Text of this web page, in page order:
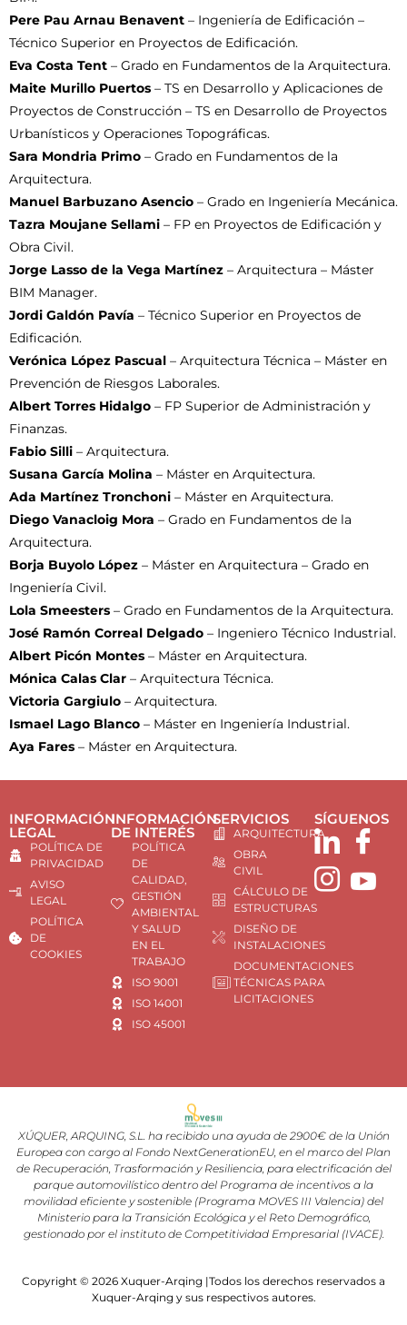
Pere Pau Arnau Benavent – Ingeniería de Edificación –
Técnico Superior en Proyectos de Edificación.
Eva Costa Tent – Grado en Fundamentos de la Arquitectura.
Maite Murillo Puertos – TS en Desarrollo y Aplicaciones de
Proyectos de Construcción – TS en Desarrollo de Proyectos
Urbanísticos y Operaciones Topográficas.
Sara Mondria Primo – Grado en Fundamentos de la
Arquitectura.
Manuel Barbuzano Asencio – Grado en Ingeniería Mecánica.
Tazra Moujane Sellami – FP en Proyectos de Edificación y
Obra Civil.
Jorge Lasso de la Vega Martínez – Arquitectura – Máster
BIM Manager.
Jordi Galdón Pavía – Técnico Superior en Proyectos de
Edificación.
Verónica López Pascual – Arquitectura Técnica – Máster en
Prevención de Riesgos Laborales.
Albert Torres Hidalgo – FP Superior de Administración y
Finanzas.
Fabio Silli – Arquitectura.
Susana García Molina – Máster en Arquitectura.
Ada Martínez Tronchoni – Máster en Arquitectura.
Diego Vanacloig Mora – Grado en Fundamentos de la
Arquitectura.
Borja Buyolo López – Máster en Arquitectura – Grado en
Ingeniería Civil.
Lola Smeesters – Grado en Fundamentos de la Arquitectura.
José Ramón Correal Delgado – Ingeniero Técnico Industrial.
Albert Picón Montes – Máster en Arquitectura.
Mónica Calas Clar – Arquitectura Técnica.
Victoria Gargiulo – Arquitectura.
Ismael Lago Blanco – Máster en Ingeniería Industrial.
Aya Fares – Máster en Arquitectura.
INFORMACIÓN
LEGAL
POLÍTICA DE
PRIVACIDAD
AVISO
LEGAL
POLÍTICA
DE
COOKIES
INFORMACIÓN
DE INTERÉS
POLÍTICA
DE
CALIDAD,
GESTIÓN
AMBIENTAL
Y SALUD
EN EL
TRABAJO
ISO 9001
ISO 14001
ISO 45001
SERVICIOS
ARQUITECTURA
OBRA
CIVIL
CÁLCULO DE
ESTRUCTURAS
DISEÑO DE
INSTALACIONES
DOCUMENTACIONES
TÉCNICAS PARA
LICITACIONES
SÍGUENOS
XÚQUER, ARQUING, S.L. ha recibido una ayuda de 2900€ de la Unión
Europea con cargo al Fondo NextGenerationEU, en el marco del Plan
de Recuperación, Trasformación y Resiliencia, para electrificación del
parque automovilístico dentro del Programa de incentivos a la
movilidad eficiente y sostenible (Programa MOVES III Valencia) del
Ministerio para la Transición Ecológica y el Reto Demográfico,
gestionado por el instituto de Competitividad Empresarial (IVACE).
Copyright © 2026 Xuquer-Arqing |Todos los derechos reservados a
Xuquer-Arqing y sus respectivos autores.